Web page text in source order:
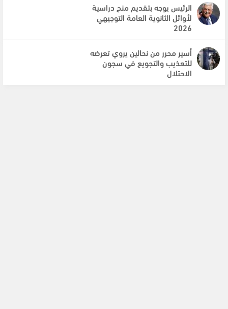
الرئيس يوجه بتقديم منح دراسية
لأوائل الثانوية العامة التوجيهي
2026
أسير محرر من نحالين يروي تعرضه
للتعذيب والتجويع في سجون
الاحتلال